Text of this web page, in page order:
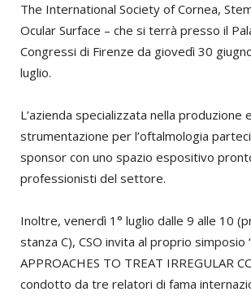
The International Society of Cornea,
Ocular Surface – che si terrà presso il
Congressi di Firenze da giovedì 30
luglio.
L’azienda specializzata nella produzione
strumentazione per l’oftalmologia
sponsor con uno spazio espositivo
professionisti del settore.
Inoltre, venerdì 1° luglio dalle 9 alle 10
stanza C), CSO invita al proprio simposio
APPROACHES TO TREAT IRREGULAR
condotto da tre relatori di fama